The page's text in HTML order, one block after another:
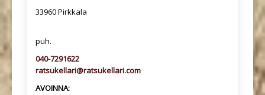
33960 Pirkkala
puh.
040-7291622
ratsukellari@ratsukellari.com
AVOINNA: